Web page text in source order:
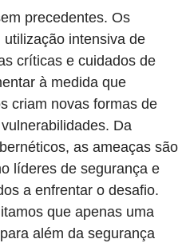
precedentes. Os
intensiva de
críticas e cuidados de
à medida que
criam novas formas de
Da
as ameaças são
líderes de segurança e
a enfrentar o desafio.
que apenas uma
além da segurança